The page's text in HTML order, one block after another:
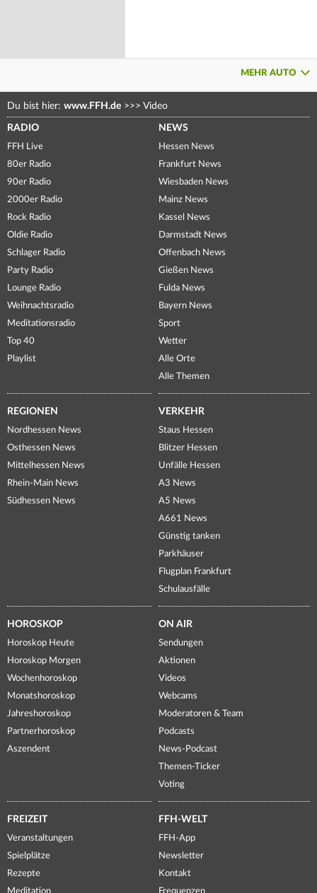
MEHR AUTO
Du bist hier: www.FFH.de >>> Video
RADIO
FFH Live
80er Radio
90er Radio
2000er Radio
Rock Radio
Oldie Radio
Schlager Radio
Party Radio
Lounge Radio
Weihnachtsradio
Meditationsradio
Top 40
Playlist
NEWS
Hessen News
Frankfurt News
Wiesbaden News
Mainz News
Kassel News
Darmstadt News
Offenbach News
Gießen News
Fulda News
Bayern News
Sport
Wetter
Alle Orte
Alle Themen
REGIONEN
Nordhessen News
Osthessen News
Mittelhessen News
Rhein-Main News
Südhessen News
VERKEHR
Staus Hessen
Blitzer Hessen
Unfälle Hessen
A3 News
A5 News
A661 News
Günstig tanken
Parkhäuser
Flugplan Frankfurt
Schulausfälle
HOROSKOP
Horoskop Heute
Horoskop Morgen
Wochenhoroskop
Monatshoroskop
Jahreshoroskop
Partnerhoroskop
Aszendent
ON AIR
Sendungen
Aktionen
Videos
Webcams
Moderatoren & Team
Podcasts
News-Podcast
Themen-Ticker
Voting
FREIZEIT
Veranstaltungen
Spielplätze
Rezepte
Meditation
FFH-WELT
FFH-App
Newsletter
Kontakt
Frequenzen